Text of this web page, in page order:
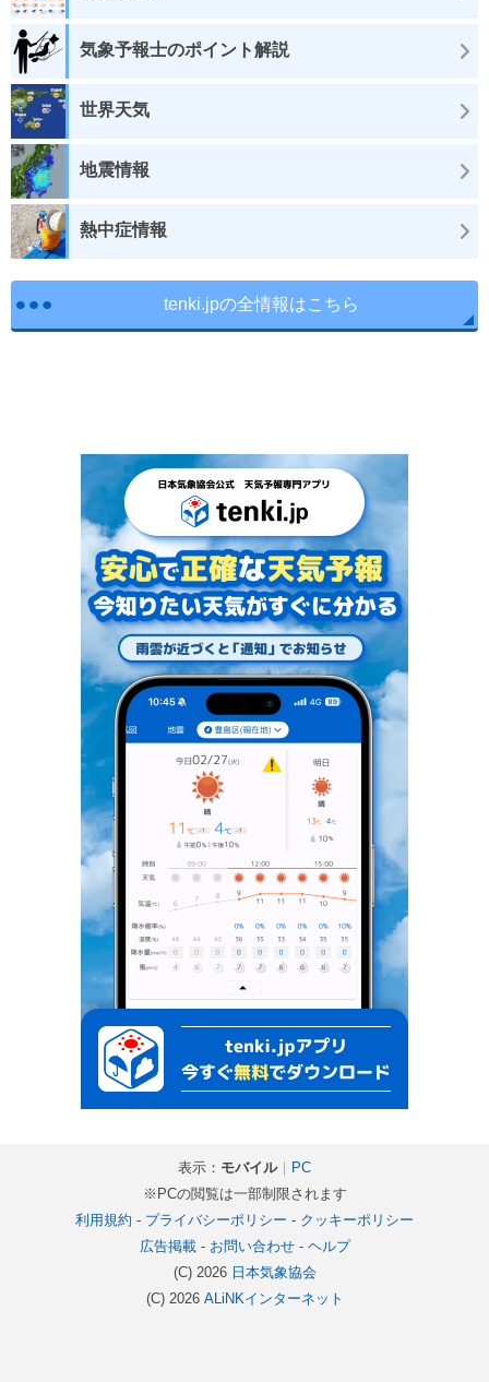
気象予報士のポイント解説
世界天気
地震情報
熱中症情報
tenki.jpの全情報はこちら
表示： モバイル｜
PC
※PCの閲覧は一部制限されます
利用規約 - プライバシーポリシー - クッキーポリシー
広告掲載- お問い合わせ- ヘルプ
(C) 2026 日本気象協会
(C) 2026 ALiNKインターネット